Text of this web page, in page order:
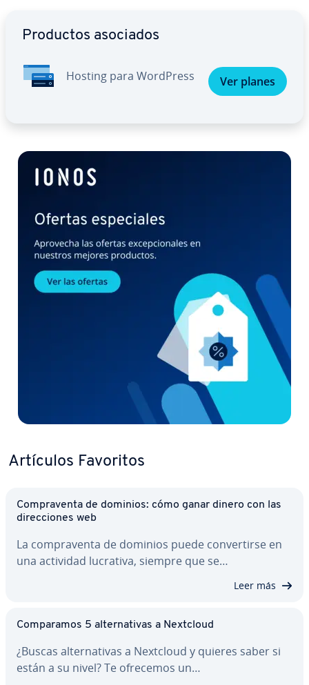
Productos asociados
Hosting para WordPress Ver planes
Artículos Favoritos
Co­m­pra­ve­n­ta de dominios: cómo ganar dinero con las
di­re­c­cio­nes web
La co­m­pra­ve­n­ta de dominios puede co­n­ve­r­ti­r­se en
una actividad lucrativa, siempre que se…
Leer más
Co­m­pa­ra­mos 5 al­te­r­na­ti­vas a Nextcloud
¿Buscas al­te­r­na­ti­vas a Nextcloud y quieres saber si
están a su nivel? Te ofrecemos un…